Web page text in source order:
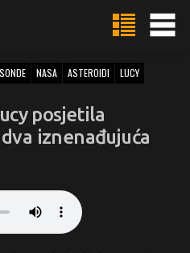
SONDE NASA ASTEROIDI LUCY
posjetila
iznenađujuća